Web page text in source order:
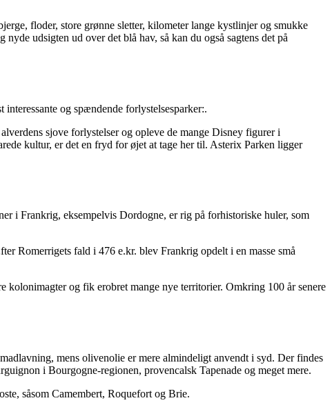
floder, store grønne sletter, kilometer lange kystlinjer og smukke
udsigten ud over det blå hav, så kan du også sagtens det på
og spændende forlystelsesparker:.
sjove forlystelser og opleve de mange Disney figurer i
kultur, er det en fryd for øjet at tage her til. Asterix Parken ligger
i Frankrig, eksempelvis Dordogne, er rig på forhistoriske huler, som
Romerrigets fald i 476 e.kr. blev Frankrig opdelt i en masse små
og fik erobret mange nye territorier. Omkring 100 år senere
mens olivenolie er mere almindeligt anvendt i syd. Der findes
i Bourgogne-regionen, provencalsk Tapenade og meget mere.
såsom Camembert, Roquefort og Brie.